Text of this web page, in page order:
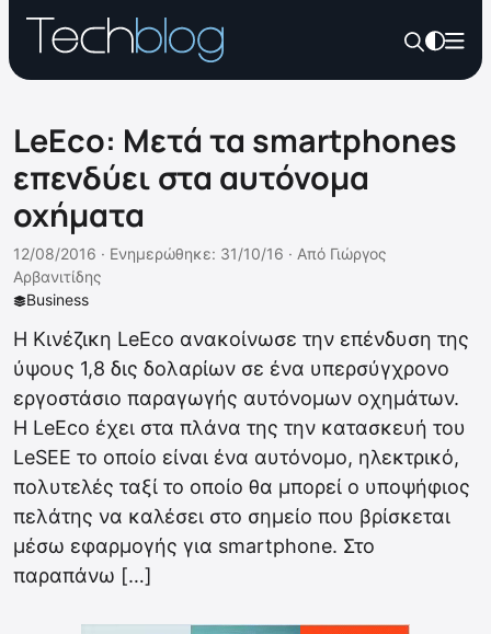
LeEco: Μετά τα smartphones
επενδύει στα αυτόνομα
οχήματα
Business
12/08/2016 · Ενημερώθηκε: 31/10/16 · Από Γιώργος
Αρβανιτίδης
Η Κινέζικη LeEco ανακοίνωσε την επένδυση της
ύψους 1,8 δις δολαρίων σε ένα υπερσύγχρονο
εργοστάσιο παραγωγής αυτόνομων οχημάτων.
Η LeEco έχει στα πλάνα της την κατασκευή του
LeSEE το οποίο είναι ένα αυτόνομο, ηλεκτρικό,
πολυτελές ταξί το οποίο θα μπορεί ο υποψήφιος
πελάτης να καλέσει στο σημείο που βρίσκεται
μέσω εφαρμογής για smartphone. Στο
παραπάνω […]